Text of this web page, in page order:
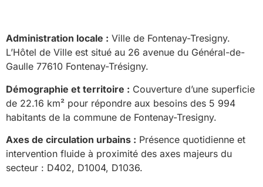
Administration locale : Ville de Fontenay-Tresigny.
L’Hôtel de Ville est situé au 26 avenue du Général-de-
Gaulle 77610 Fontenay-Trésigny.
Démographie et territoire : Couverture d’une superficie
de 22.16 km² pour répondre aux besoins des 5 994
habitants de la commune de Fontenay-Tresigny.
Axes de circulation urbains : Présence quotidienne et
intervention fluide à proximité des axes majeurs du
secteur : D402, D1004, D1036.